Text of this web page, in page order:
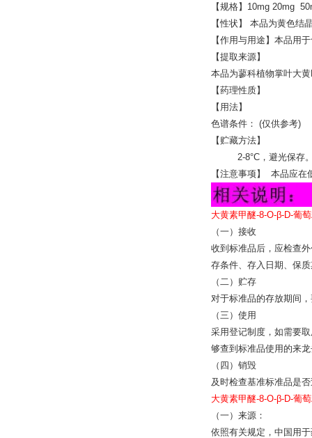
【规格】10mg 20mg
【性状】 本品为黄色结
【作用与用途】本品用
【提取来源】
本品为蓼科植物掌叶大
【药理性质】
【用法】
色谱条件： (仅供参考)
【贮藏方法】
2-8°C，避光保存
【注意事项】 本品应在
大黄素甲醚-8-O-β-D-葡
（一）接收
收到标准品后，应检查
存条件、存入日期、保
（二）贮存
对于标准品的存放期间
（三）使用
采用登记制度，如需要
够查到标准品使用的来
（四）销毁
及时检查基准标准品是
大黄素甲醚-8-O-β-D-葡
（一）来源：
依照有关规定，中国用